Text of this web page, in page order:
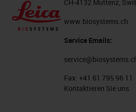
CH-4132 Muttenz,
www.biosystems.ch
Service Emails:
Fax: +41 61 795 96 11
Kontaktieren Sie uns